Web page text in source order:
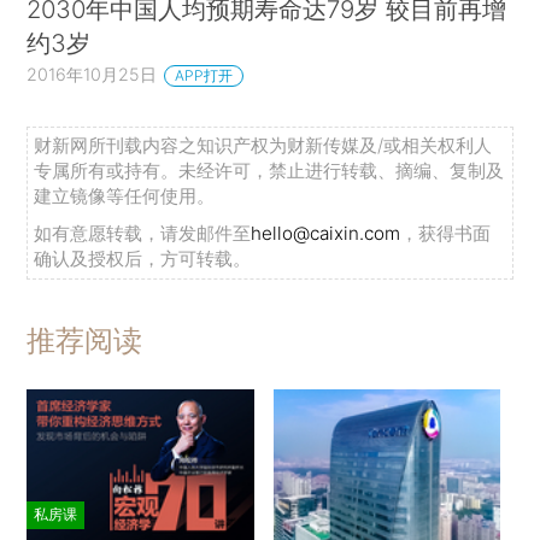
2030年中国人均预期寿命达79岁 较目前再增
约3岁
2016年10月25日 APP打开
财新网所刊载内容之知识产权为财新传媒及/或相关权利人
专属所有或持有。未经许可，禁止进行转载、摘编、复制及
建立镜像等任何使用。
如有意愿转载，请发邮件至hello@caixin.com ，获得书面
确认及授权后，方可转载。
推荐阅读
私房课